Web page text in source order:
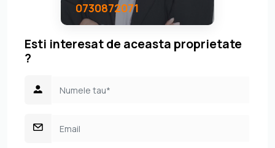
0730872071
Esti interesat de aceasta proprietate
?